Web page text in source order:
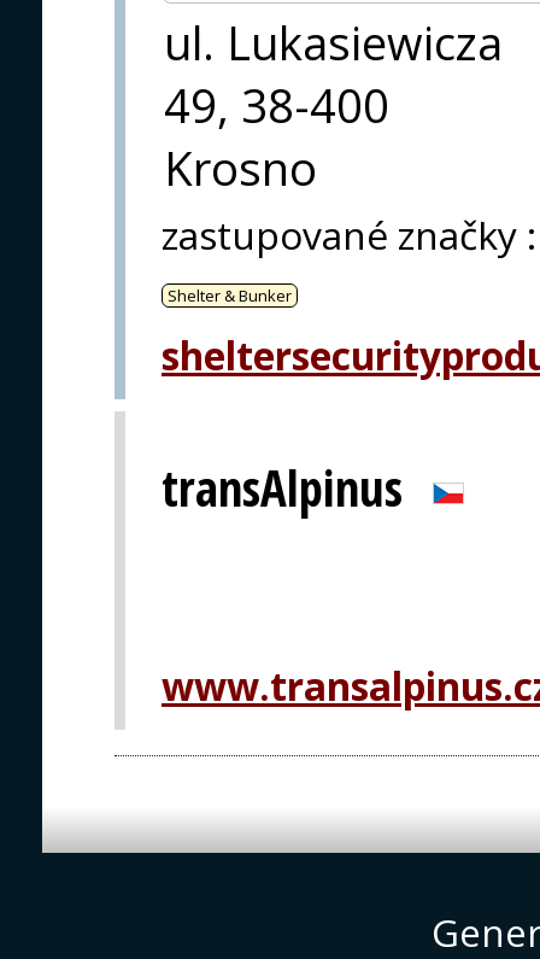
ul. Lukasiewicza
49, 38-400
Krosno
zastupované značky :
Shelter & Bunker
transAlpinus